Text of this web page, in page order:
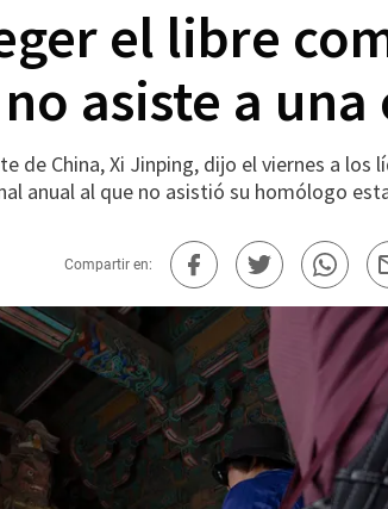
el libre
asiste a
de China, Xi Jinping, dijo el viernes a
anual al que no asistió su homólogo
Compartir en: